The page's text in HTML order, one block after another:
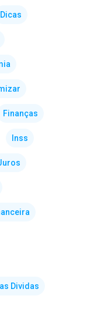
Dicas
Finanças
Inss
Dividas